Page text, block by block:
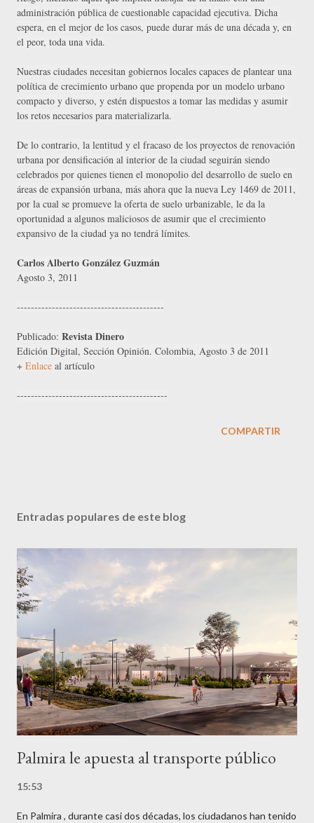
administración pública de cuestionable capacidad ejecutiva. Dicha
espera, en el mejor de los casos, puede durar más de una década y, en
el peor, toda una vida.
Nuestras ciudades necesitan gobiernos locales capaces de plantear una
política de crecimiento urbano que propenda por un modelo urbano
compacto y diverso, y estén dispuestos a tomar las medidas y asumir
los retos necesarios para materializarla.
De lo contrario, la lentitud y el fracaso de los proyectos de renovación
urbana por densificación al interior de la ciudad seguirán siendo
celebrados por quienes tienen el monopolio del desarrollo de suelo en
áreas de expansión urbana, más ahora que la nueva Ley 1469 de 2011,
por la cual se promueve la oferta de suelo urbanizable, le da la
oportunidad a algunos maliciosos de asumir que el crecimiento
expansivo de la ciudad ya no tendrá límites.
Carlos Alberto González Guzmán
Agosto 3, 2011
------------------------------------------
Publicado: Revista Dinero
Edición Digital, Sección Opinión. Colombia, Agosto 3 de 2011
+ Enlace al artículo
-------------------------------------------
COMPARTIR
Entradas populares de este blog
Palmira le apuesta al transporte público
15:53
En Palmira , durante casi dos décadas, los ciudadanos han tenido